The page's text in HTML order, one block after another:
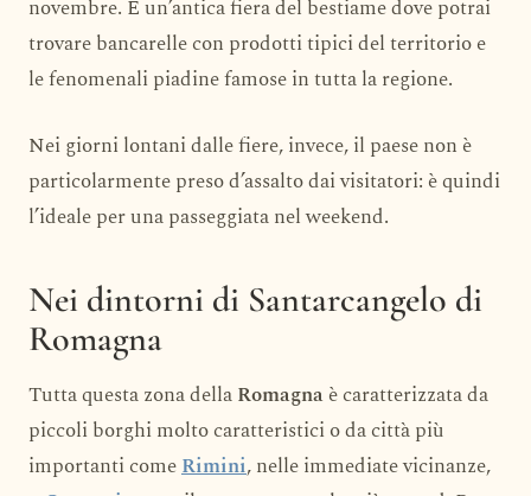
novembre. È un’antica fiera del bestiame dove potrai
trovare bancarelle con prodotti tipici del territorio e
le fenomenali piadine famose in tutta la regione.
Nei giorni lontani dalle fiere, invece, il paese non è
particolarmente preso d’assalto dai visitatori: è quindi
l’ideale per una passeggiata nel weekend.
Nei dintorni di Santarcangelo di
Romagna
Tutta questa zona dellaRomagnaè caratterizzata da
piccoli borghi molto caratteristici o da città più
importanti comeRimini, nelle immediate vicinanze,